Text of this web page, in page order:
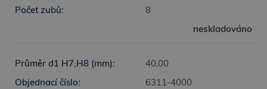
8
neskladováno
40,00
6311-4000